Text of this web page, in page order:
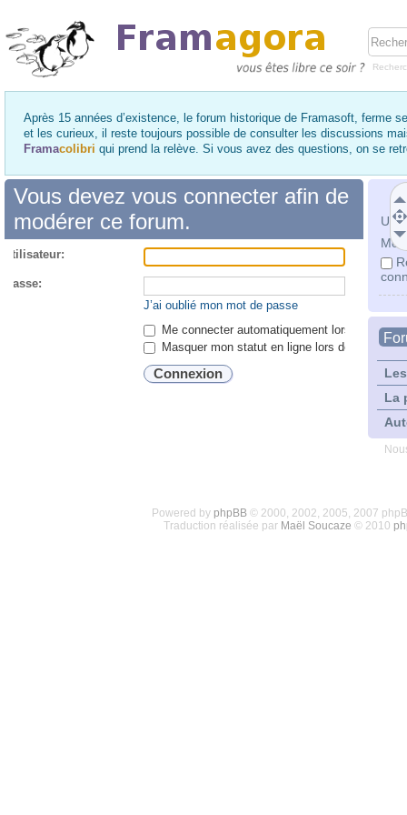
Après 15 années d’existence, le forum historique de Framasoft, ferme
et les curieux, il reste toujours possible de consulter les discussions
Framacolibri qui prend la relève. Si vous avez des questions, on se
Mot
La
Vous devez vous connecter afin de
modérer ce forum.
passe:
J’ai oublié mon mot de passe
Me connecter automatiquement lors de
Masquer mon statut en ligne lors de cette
Powered by phpBB© 2000, 2002, 2005, 2007
Traduction réalisée par Maël Soucaze © 2010